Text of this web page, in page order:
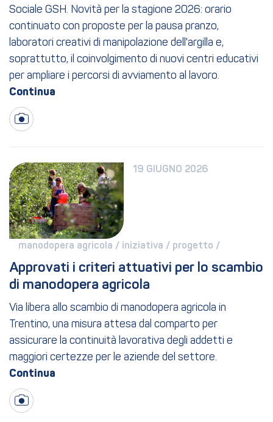
Sociale GSH. Novità per la stagione 2026: orario
continuato con proposte per la pausa pranzo,
laboratori creativi di manipolazione dell'argilla e,
soprattutto, il coinvolgimento di nuovi centri educativi
per ampliare i percorsi di avviamento al lavoro.
19 GIUGNO 2026
manodopera agricola / iniziativa / progetto /
Approvati i criteri attuativi per lo scambio
di manodopera agricola
Via libera allo scambio di manodopera agricola in
Trentino, una misura attesa dal comparto per
assicurare la continuità lavorativa degli addetti e
maggiori certezze per le aziende del settore.